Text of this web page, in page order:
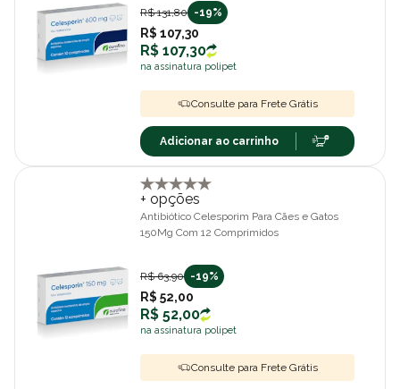
R$ 131,80 -19%
R$ 107,30
R$ 107,30
na assinatura polipet
Consulte para Frete Grátis
Adicionar ao carrinho
+ opções
Antibiótico Celesporim Para Cães e Gatos
150Mg Com 12 Comprimidos
R$ 63,90 -19%
R$ 52,00
R$ 52,00
na assinatura polipet
Consulte para Frete Grátis